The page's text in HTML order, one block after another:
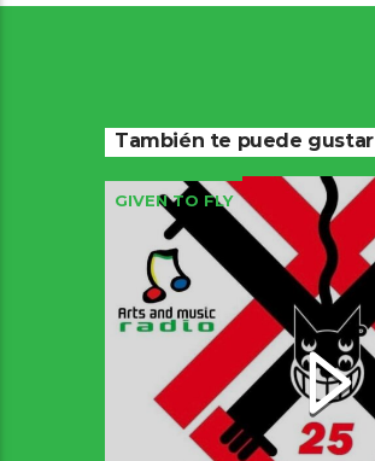
También te puede gustar
GIVEN TO FLY